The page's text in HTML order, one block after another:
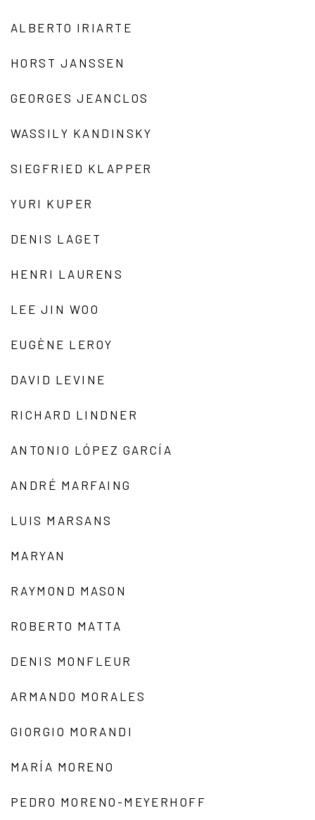
ALBERTO IRIARTE
HORST JANSSEN
GEORGES JEANCLOS
WASSILY KANDINSKY
SIEGFRIED KLAPPER
YURI KUPER
DENIS LAGET
HENRI LAURENS
LEE JIN WOO
EUGÈNE LEROY
DAVID LEVINE
RICHARD LINDNER
ANTONIO LÓPEZ GARCÍA
ANDRÉ MARFAING
LUIS MARSANS
MARYAN
RAYMOND MASON
ROBERTO MATTA
DENIS MONFLEUR
ARMANDO MORALES
GIORGIO MORANDI
MARÍA MORENO
PEDRO MORENO-MEYERHOFF